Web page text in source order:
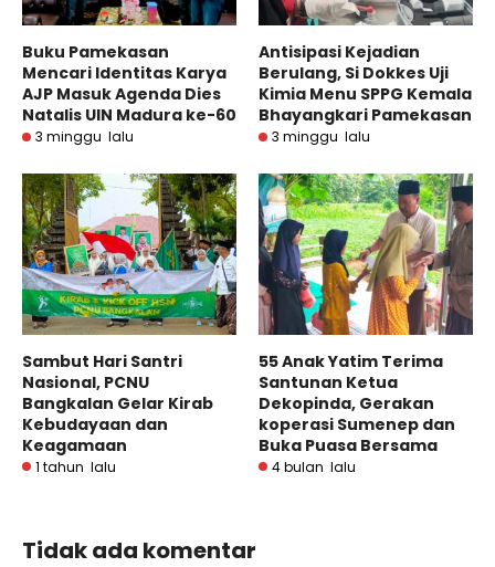
Buku Pamekasan
Mencari Identitas Karya
AJP Masuk Agenda Dies
Natalis UIN Madura ke-60
3 minggu lalu
Antisipasi Kejadian
Berulang, Si Dokkes Uji
Kimia Menu SPPG Kemala
Bhayangkari Pamekasan
3 minggu lalu
Sambut Hari Santri
Nasional, PCNU
Bangkalan Gelar Kirab
Kebudayaan dan
Keagamaan
1 tahun lalu
55 Anak Yatim Terima
Santunan Ketua
Dekopinda, Gerakan
koperasi Sumenep dan
Buka Puasa Bersama
4 bulan lalu
Tidak ada komentar